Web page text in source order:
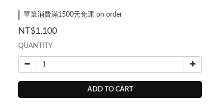
單筆消費滿1500元免運 on order
NT$1,100
QUANTITY
ADD TO CART